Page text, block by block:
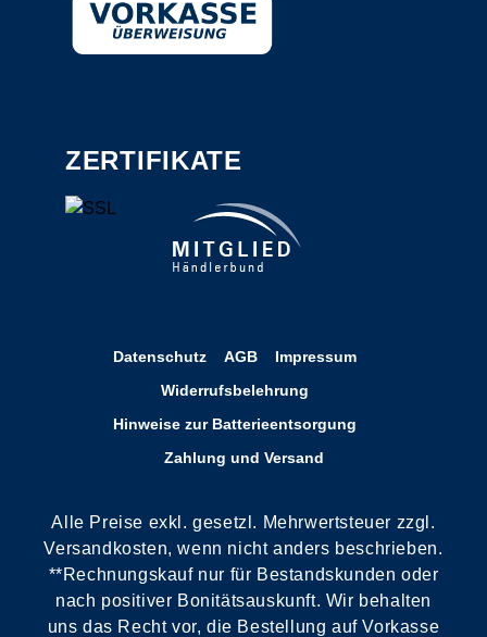
ZERTIFIKATE
Datenschutz AGB
Impressum
Widerrufsbelehrung
Hinweise zur Batterieentsorgung
Zahlung und Versand
Alle Preise exkl. gesetzl. Mehrwertsteuer zzgl.
Versandkosten, wenn nicht anders beschrieben.
**Rechnungskauf nur für Bestandskunden oder
nach positiver Bonitätsauskunft. Wir behalten
uns das Recht vor, die Bestellung auf Vorkasse